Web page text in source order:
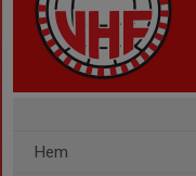
Hem